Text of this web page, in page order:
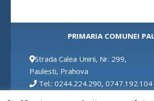
PRIMARIA COMUNEI
Strada Calea Unirii, Nr. 299,
Paulesti, Prahova
Tel.: 0244.224.290, 0747.192.104